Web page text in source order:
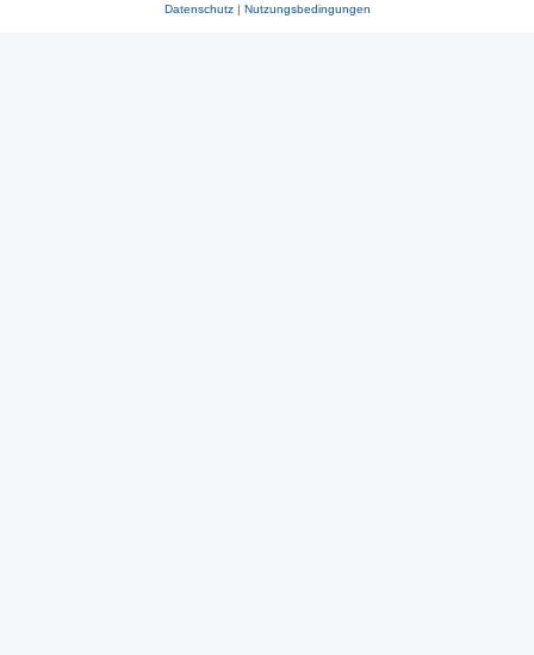
Datenschutz| Nutzungsbedingungen